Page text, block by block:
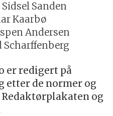
Sanden
Kaarbø
Andersen
Scharffenberg
er redigert på
etter de normer og
og